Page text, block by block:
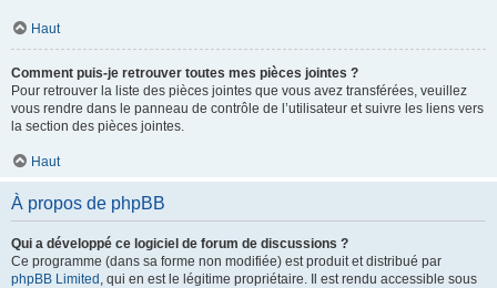
Haut
Comment puis-je retrouver toutes mes pièces jointes ?
Pour retrouver la liste des pièces jointes que vous avez transférées, veuillez
vous rendre dans le panneau de contrôle de l’utilisateur et suivre les liens vers
la section des pièces jointes.
Haut
À propos de phpBB
Qui a développé ce logiciel de forum de discussions ?
Ce programme (dans sa forme non modifiée) est produit et distribué par
phpBB Limited , qui en est le légitime propriétaire. Il est rendu accessible sous